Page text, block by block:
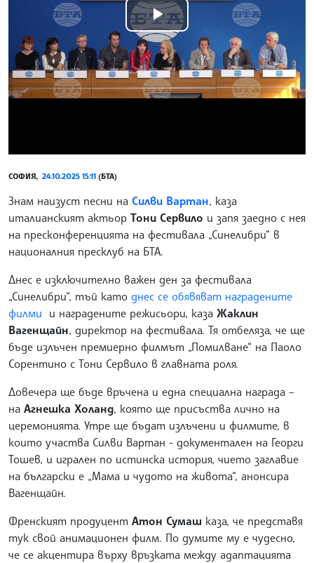
Play
Video
СОФИЯ, 24.10.2025 15:11 (БТА)
Знам наизуст песни на Силви Вартан, каза
италианският актьор Тони Сервило и запя заедно с нея
на пресконференцията на фестивала „Синелибри“ в
националния пресклуб на БТА.
Днес е изключително важен ден за фестивала
„Синелибри“, тъй като днес се обявяват наградените
филми и наградените режисьори, каза Жаклин
Вагенщайн, директор на фестивала. Тя отбеляза, че ще
бъде излъчен премиерно филмът „Помилване“ на Паоло
Сорентино с Тони Сервило в главната роля.
Довечера ще бъде връчена и една специална награда –
на Агнешка Холанд, която ще присъства лично на
церемонията. Утре ще бъдат излъчени и филмите, в
които участва Силви Вартан - документален на Георги
Тошев, и игрален по истинска история, чието заглавие
на български е „Мама и чудото на живота“, анонсира
Вагенщайн.
Френският продуцент Атон Сумаш каза, че представя
тук свой анимационен филм. По думите му е чудесно,
че се акцентира върху връзката между адаптацията